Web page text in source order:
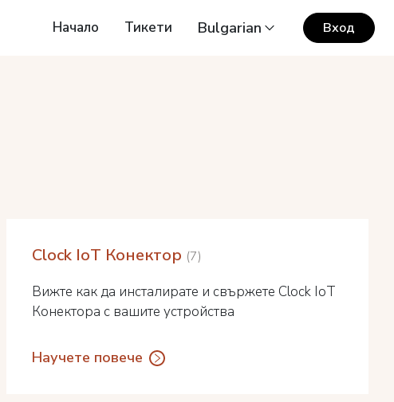
Начало Тикети Bulgarian Вход
Clock IoT Конектор 7
Вижте как да инсталирате и свържете Clock IoT
Конектора с вашите устройства
Научете повече